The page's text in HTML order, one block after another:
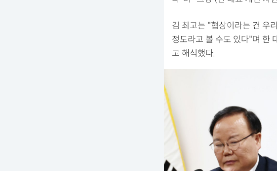
김 최고는 "협상이라는 건 우
정도라고 볼 수도 있다"며 한
고 해석했다.